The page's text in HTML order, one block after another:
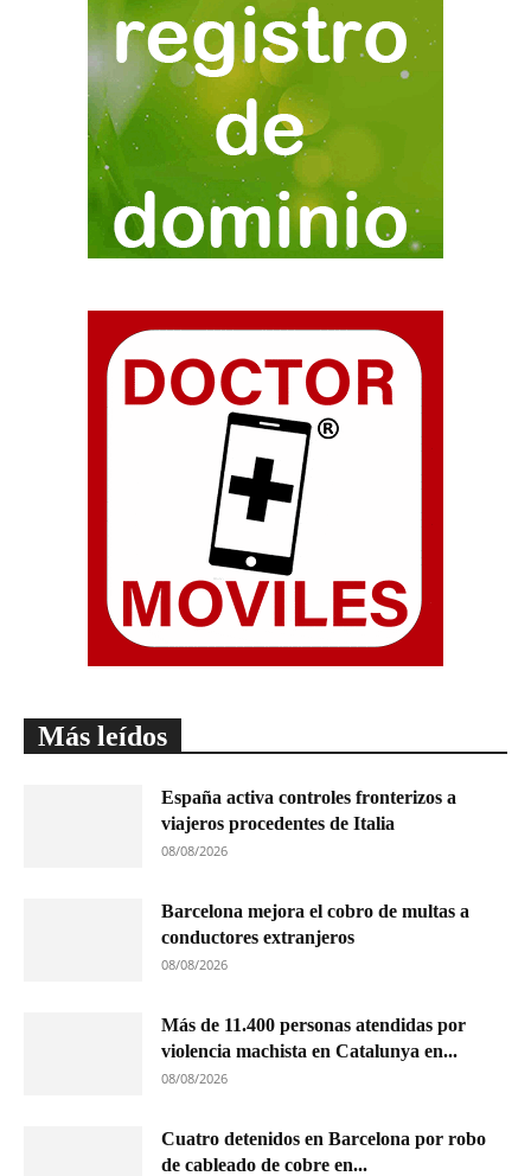
Más leídos
España activa controles fronterizos a
viajeros procedentes de Italia
08/08/2026
Barcelona mejora el cobro de multas a
conductores extranjeros
08/08/2026
Más de 11.400 personas atendidas por
violencia machista en Catalunya en...
08/08/2026
Cuatro detenidos en Barcelona por robo
de cableado de cobre en...